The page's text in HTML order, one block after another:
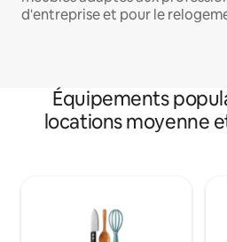
d'entreprise et pour le
Équipements
locations moyenne